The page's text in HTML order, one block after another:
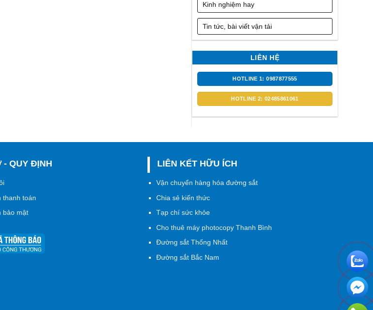
Kinh nghiệm hay
Tin tức, bài viết vận tải
LIÊN HỆ
HOTLINE 1: 0987877555
HOTLINE 2: 02485861061
- QUY ĐỊNH
thanh toán
bảo mật
LIÊN KẾT HỮU ÍCH
Vận chuyển hàng hóa đường sắt
Chia sẻ kiến thức
Tạp chí sức khỏe
Cho thuê máy photocopy Thanh Bình
Đường sắt Thống Nhất
Đường sắt Bắc Nam